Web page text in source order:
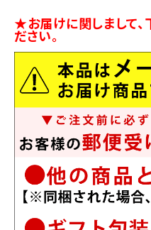
★お届けに関しまして
ださい。